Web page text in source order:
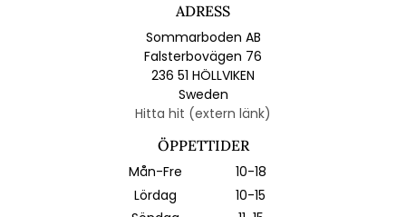
ADRESS
Sommarboden AB
Falsterbovägen 76
236 51 HÖLLVIKEN
Sweden
Hitta hit (extern länk)
ÖPPETTIDER
Mån-Fre
10-18
Lördag
10-15